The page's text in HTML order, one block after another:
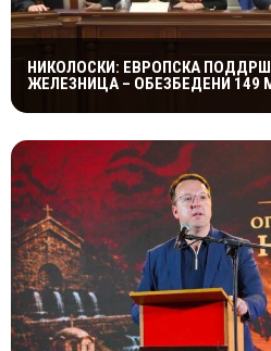
НИКОЛОСКИ: ЕВРОПСКА
ЖЕЛЕЗНИЦА – ОБЕЗБЕДЕНИ 149